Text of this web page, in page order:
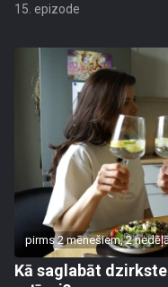
15. epizode
pirms 2 mēnešiem, 2
Kā saglabāt